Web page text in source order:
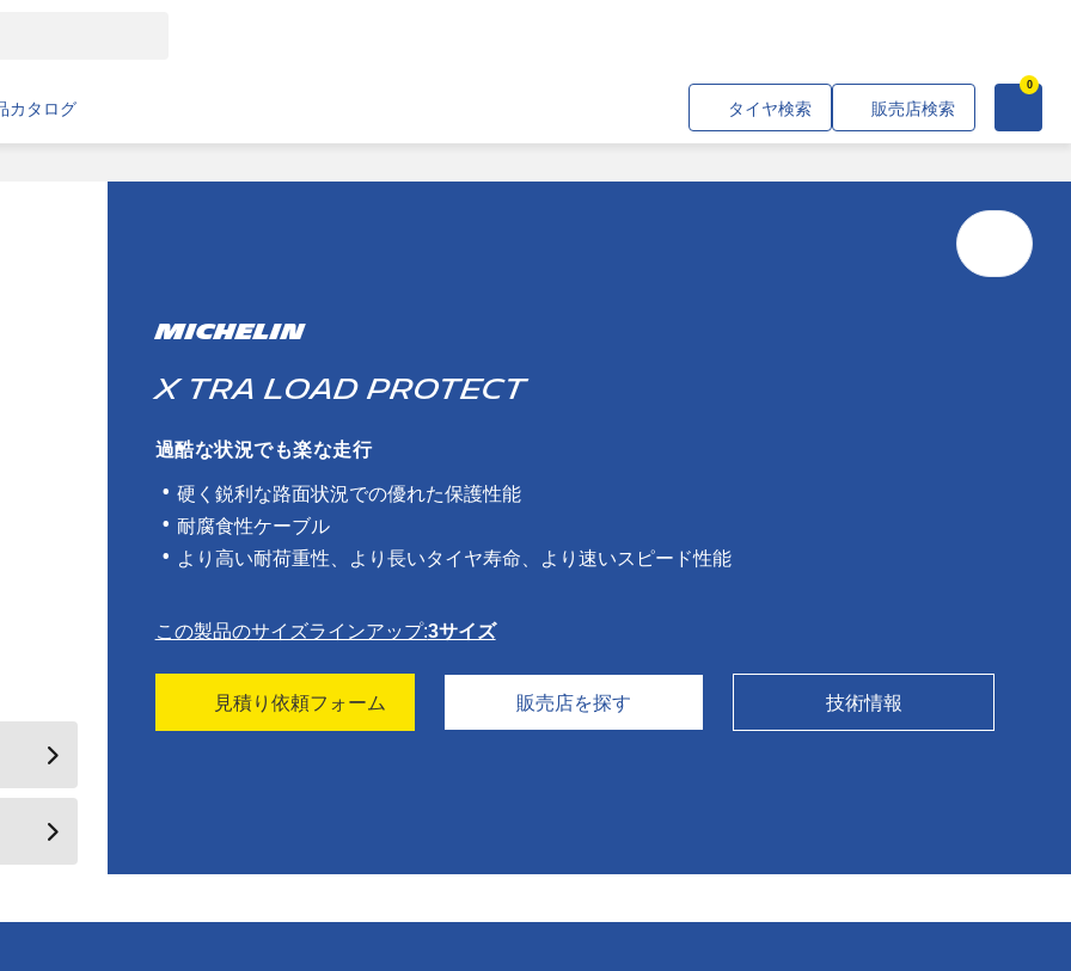
0
カタログ タイヤ検索 販売店検索
MICHELIN
X TRA LOAD PROTECT
過酷な状況でも楽な走行
硬く鋭利な路面状況での優れた保護性能
耐腐食性ケーブル
より高い耐荷重性、より長いタイヤ寿命、より速いスピード性能
この製品のサイズラインアップ:3サイズ
見積り依頼フォーム 販売店を探す 技術情報
見積り依頼フォーム